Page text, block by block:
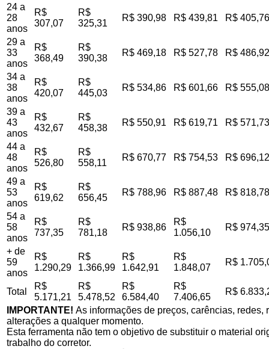
24 a
28
anos
R$
307,07
R$
325,31
R$ 390,98 R$ 439,81 R$ 405,76
29 a
33
anos
R$
368,49
R$
390,38
R$ 469,18 R$ 527,78 R$ 486,92
34 a
38
anos
R$
420,07
R$
445,03
R$ 534,86 R$ 601,66 R$ 555,08
39 a
43
anos
R$
432,67
R$
458,38
R$ 550,91 R$ 619,71 R$ 571,73
44 a
48
anos
R$
526,80
R$
558,11
R$ 670,77 R$ 754,53 R$ 696,12
49 a
53
anos
R$
619,62
R$
656,45
R$ 788,96 R$ 887,48 R$ 818,78
54 a
58
anos
R$
737,35
R$
781,18
R$ 938,86
R$
1.056,10
R$ 974,35
+ de
59
anos
R$
1.290,29
R$
1.366,99
R$
1.642,91
R$
1.848,07
R$
Total
R$
5.171,21
R$
5.478,52
R$
6.584,40
R$
7.406,65
R$
IMPORTANTE! As informações de preços, carências,
alterações a qualquer momento.
Esta ferramenta não tem o objetivo de substituir o material
trabalho do corretor.